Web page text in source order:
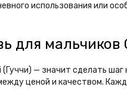
использования или
для
— значит сделать
ценой и качеством.